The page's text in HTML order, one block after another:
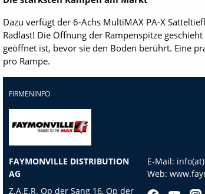
Dazu verfügt der 6-Achs MultiMAX PA-X
Radlast! Die Öffnung der Rampenspitze
geöffnet ist, bevor sie den Boden berührt. Eine
pro Rampe.
FIRMENINFO
FAYMONVILLE DISTRIBUTION
AG
Z.A.E.R. Op der Sang 16, Op der
E-Mail:
Web: